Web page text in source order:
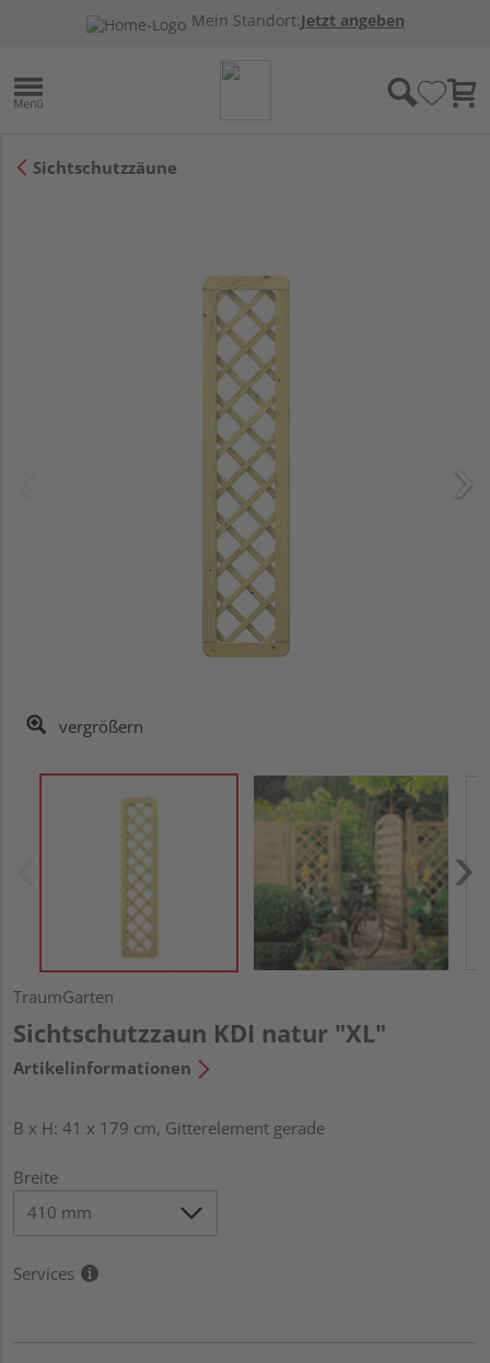
Mein Standort:Jetzt angeben
Sichtschutzzäune
vergrößern
TraumGarten
Sichtschutzzaun KDI natur "XL"
Artikelinformationen
B x H: 41 x 179 cm, Gitterelement gerade
Breite
Services